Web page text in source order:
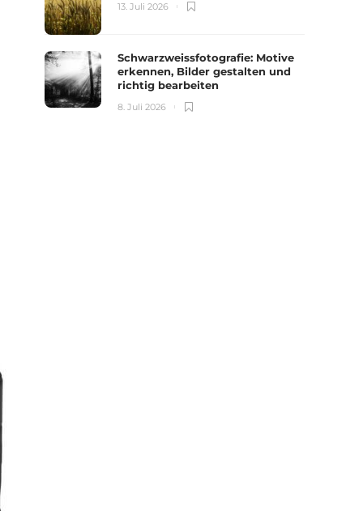
13. Juli 2026
Schwarzweissfotografie: Motive
erkennen, Bilder gestalten und
richtig bearbeiten
8. Juli 2026